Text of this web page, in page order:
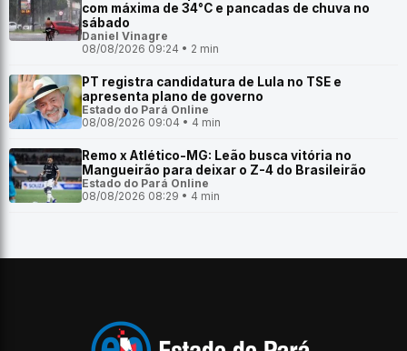
com máxima de 34°C e pancadas de chuva no
sábado
Daniel Vinagre
08/08/2026 09:24 • 2 min
PT registra candidatura de Lula no TSE e
apresenta plano de governo
Estado do Pará Online
08/08/2026 09:04 • 4 min
Remo x Atlético-MG: Leão busca vitória no
Mangueirão para deixar o Z-4 do Brasileirão
Estado do Pará Online
08/08/2026 08:29 • 4 min